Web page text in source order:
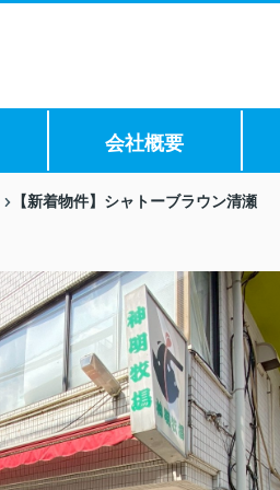
会社概要
【新着物件】シャトーブラウン清瀬